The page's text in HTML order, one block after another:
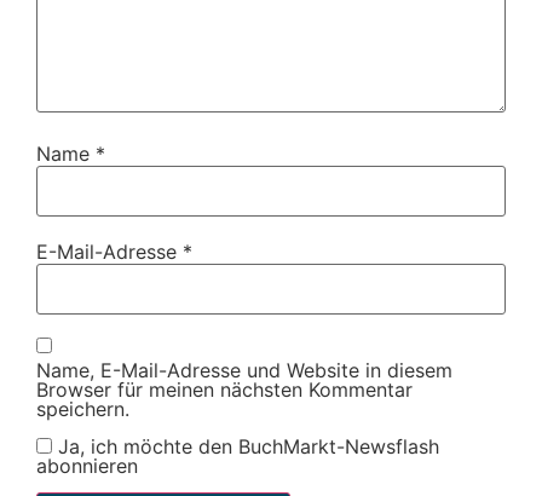
Name *
E-Mail-Adresse *
Name, E-Mail-Adresse und Website in diesem
Browser für meinen nächsten Kommentar
speichern.
Ja, ich möchte den BuchMarkt-Newsflash
abonnieren